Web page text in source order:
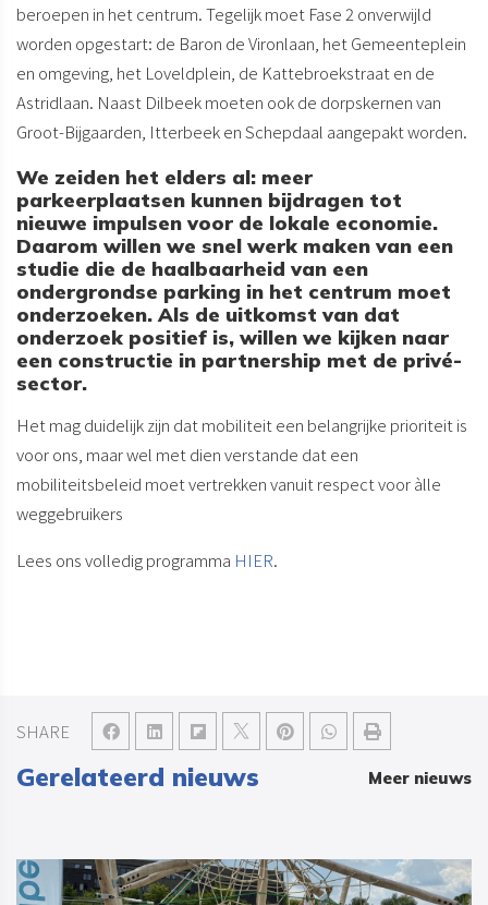
SHARE
beroepen in het centrum. Tegelijk moet Fase 2 onverwijld
worden opgestart: de Baron de Vironlaan, het Gemeenteplein
en omgeving, het Loveldplein, de Kattebroekstraat en de
Astridlaan. Naast Dilbeek moeten ook de dorpskernen van
Groot-Bijgaarden, Itterbeek en Schepdaal aangepakt worden.
We zeiden het elders al: meer
parkeerplaatsen kunnen bijdragen tot
nieuwe impulsen voor de lokale economie.
Daarom willen we snel werk maken van een
studie die de haalbaarheid van een
ondergrondse parking in het centrum moet
onderzoeken. Als de uitkomst van dat
onderzoek positief is, willen we kijken naar
een constructie in partnership met de privé-
sector.
Het mag duidelijk zijn dat mobiliteit een belangrijke prioriteit is
voor ons, maar wel met dien verstande dat een
mobiliteitsbeleid moet vertrekken vanuit respect voor àlle
weggebruikers
Lees ons volledig programma HIER.
Gerelateerd nieuws Meer nieuws